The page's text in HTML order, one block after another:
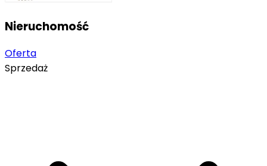
Nieruchomość
Oferta
Sprzedaż